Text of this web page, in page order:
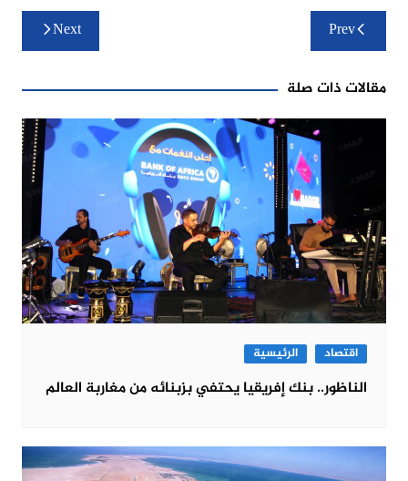
تصفّح
المقالاتPrev
Next
مقالات ذات صلة
اقتصاد الرئيسية
الناظور.. بنك إفريقيا يحتفي بزبنائه من مغاربة العالم